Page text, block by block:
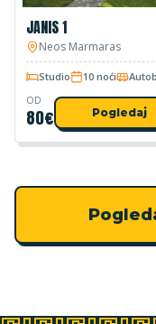
JANIS 1
Neos Marmaras
Studio 10 noći
OD
80€ Pogledaj